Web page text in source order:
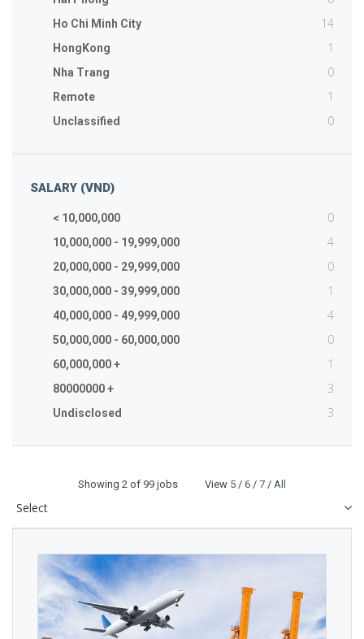
Ho Chi Minh City 14
HongKong 1
Nha Trang 0
Remote 1
Unclassified 0
SALARY (VND)
< 10,000,000 0
10,000,000 - 19,999,000 4
20,000,000 - 29,999,000 0
30,000,000 - 39,999,000 1
40,000,000 - 49,999,000 4
50,000,000 - 60,000,000 0
60,000,000 + 1
80000000 + 3
Undisclosed 3
Showing 2 of 99 jobs View 5 / 6 / 7 / All